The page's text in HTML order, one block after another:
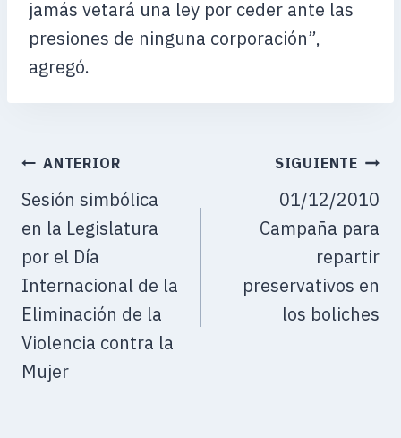
jamás vetará una ley por ceder ante las
presiones de ninguna corporación”,
agregó.
ANTERIOR
Sesión simbólica
en la Legislatura
por el Día
Internacional de la
Eliminación de la
Violencia contra la
Mujer
SIGUIENTE
01/12/2010
Campaña para
repartir
preservativos en
los boliches